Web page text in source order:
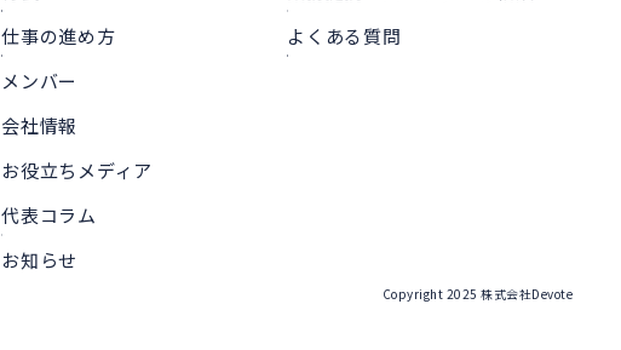
仕事の進め方
メンバー
会社情報
お役立ちメディア
代表コラム
お知らせ
よくある質問
Copyright 2025 株式会社Devote